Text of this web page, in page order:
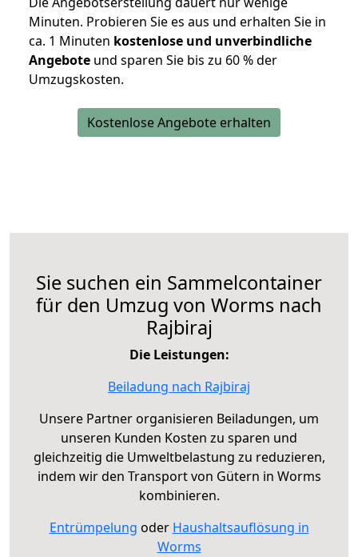
Minuten. Probieren Sie es aus und erhalten Sie in
ca. 1 Minuten kostenlose und unverbindliche
Angebote und sparen Sie bis zu 60 % der
Umzugskosten.
Kostenlose Angebote erhalten
Sie suchen ein Sammelcontainer
für den Umzug von Worms nach
Rajbiraj
Die Leistungen:
Beiladung nach Rajbiraj
Unsere Partner organisieren Beiladungen, um
unseren Kunden Kosten zu sparen und
gleichzeitig die Umweltbelastung zu reduzieren,
indem wir den Transport von Gütern in Worms
kombinieren.
Entrümpelung oder Haushaltsauflösung in
Worms